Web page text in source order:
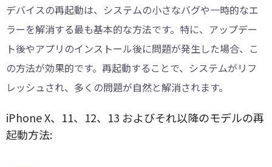
デバイスの再起動は、システムの小さなバグや一時的なエ
ラーを解消する最も基本的な方法です。特に、アップデー
ト後やアプリのインストール後に問題が発生した場合、こ
の方法が効果的です。再起動することで、システムがリフ
レッシュされ、多くの問題が自然と解消されます。
iPhone X、11、12、13 およびそれ以降のモデルの再
起動方法: